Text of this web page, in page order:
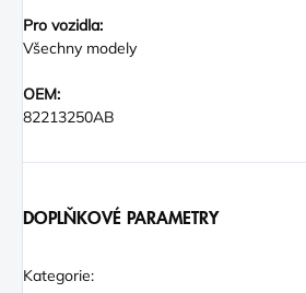
Pro vozidla:
Všechny modely
OEM:
82213250AB
DOPLŇKOVÉ PARAMETRY
Kategorie: